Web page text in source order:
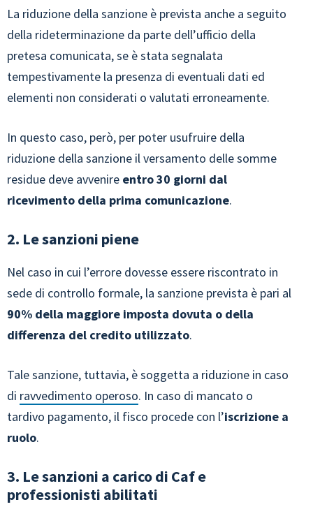
La riduzione della sanzione è prevista anche a seguito
della rideterminazione da parte dell’ufficio della
pretesa comunicata, se è stata segnalata
tempestivamente la presenza di eventuali dati ed
elementi non considerati o valutati erroneamente.
In questo caso, però, per poter usufruire della
riduzione della sanzione il versamento delle somme
residue deve avvenire entro 30 giorni dal
ricevimento della prima comunicazione.
2. Le sanzioni piene
Nel caso in cui l’errore dovesse essere riscontrato in
sede di controllo formale, la sanzione prevista è pari al
90% della maggiore imposta dovuta o della
differenza del credito utilizzato.
Tale sanzione, tuttavia, è soggetta a riduzione in caso
di ravvedimento operoso. In caso di mancato o
tardivo pagamento, il fisco procede con l’iscrizione a
ruolo.
3. Le sanzioni a carico di Caf e
professionisti abilitati